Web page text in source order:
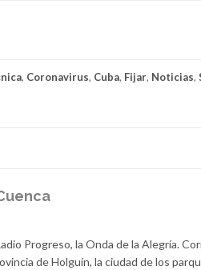
, Coronavirus, Cuba, Fijar, Noticias,
Progreso, la Onda de la Alegría.
de Holguín, la ciudad de los